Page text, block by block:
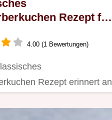
Rezept für
4.00 (1 Bewertungen)
Rezept erinnert an